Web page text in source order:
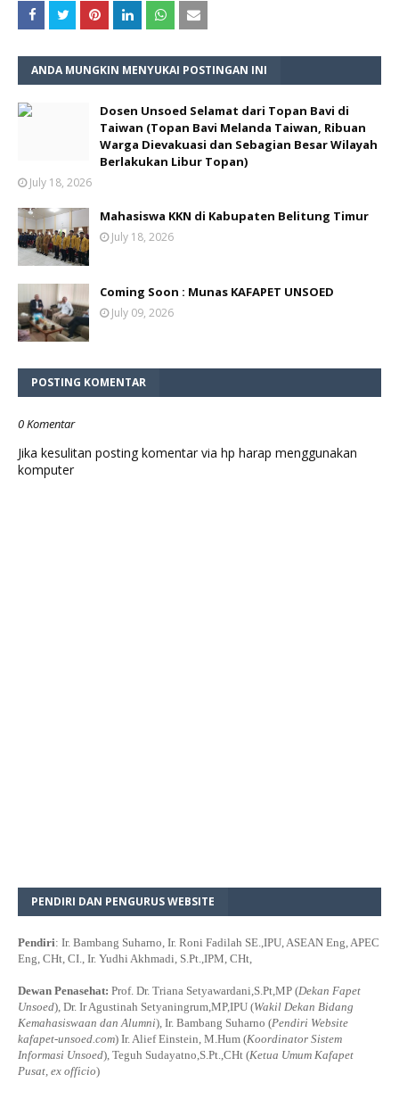
ANDA MUNGKIN MENYUKAI POSTINGAN INI
Dosen Unsoed Selamat dari Topan Bavi di
Taiwan (Topan Bavi Melanda Taiwan, Ribuan
Warga Dievakuasi dan Sebagian Besar Wilayah
Berlakukan Libur Topan)
July 18, 2026
Mahasiswa KKN di Kabupaten Belitung Timur
July 18, 2026
Coming Soon : Munas KAFAPET UNSOED
July 09, 2026
POSTING KOMENTAR
0 Komentar
Jika kesulitan posting komentar via hp harap menggunakan
komputer
PENDIRI DAN PENGURUS WEBSITE
Pendiri: Ir. Bambang Suharno, Ir. Roni Fadilah SE.,IPU, ASEAN Eng, APEC
Eng, CHt, CI., Ir. Yudhi Akhmadi, S.Pt.,IPM, CHt,
Dewan Penasehat: Prof. Dr. Triana Setyawardani,S.Pt,MP (Dekan Fapet
Unsoed), Dr. Ir Agustinah Setyaningrum,MP,IPU (Wakil Dekan Bidang
Kemahasiswaan dan Alumni), Ir. Bambang Suharno (Pendiri Website
kafapet-unsoed.com) Ir. Alief Einstein, M.Hum (Koordinator Sistem
Informasi Unsoed), Teguh Sudayatno,S.Pt.,CHt (Ketua Umum Kafapet
Pusat, ex officio)